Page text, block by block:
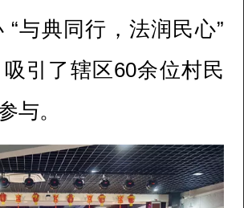
与典同行，法润民心”
引了辖区60余位村民
与。